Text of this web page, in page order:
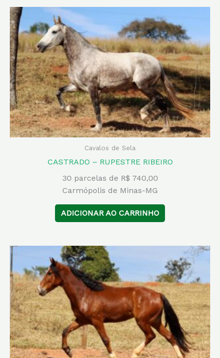
Cavalos de Sela
CASTRADO – RUPESTRE RIBEIRO
30 parcelas de R$ 740,00
Carmópolis de Minas-MG
ADICIONAR AO CARRINHO